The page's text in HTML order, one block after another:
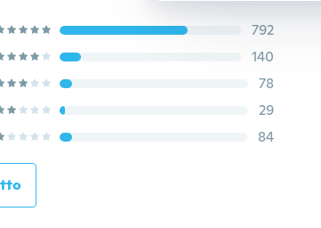
792
140
78
29
84